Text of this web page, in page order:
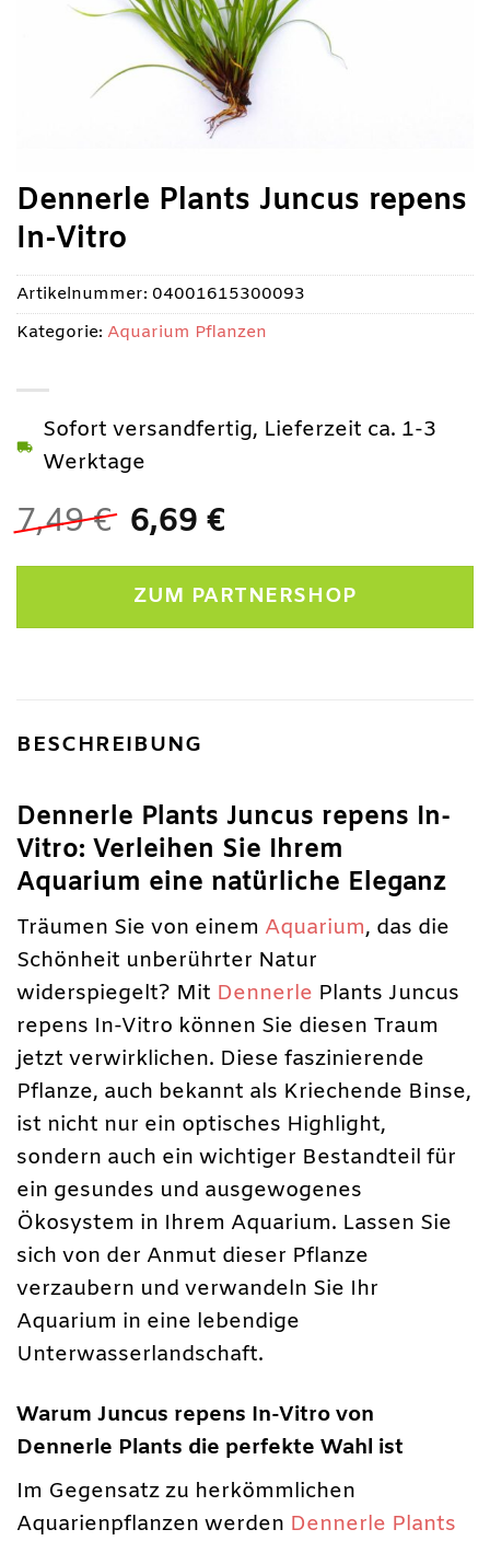
Dennerle Plants Juncus repens
In-Vitro
7,49€ Ursprünglicher
war:
7,49 €
6,69 €Aktueller
ist:
6,69 €.
Sofort versandfertig, Lieferzeit ca. 1-3
Werktage
ZUM PARTNERSHOP
Artikelnummer: 04001615300093
Kategorie: Aquarium Pflanzen
BESCHREIBUNG
Dennerle Plants Juncus repens In-
Vitro: Verleihen Sie Ihrem
Aquarium eine natürliche Eleganz
Träumen Sie von einem Aquarium, das die
Schönheit unberührter Natur
widerspiegelt? Mit Dennerle Plants Juncus
repens In-Vitro können Sie diesen Traum
jetzt verwirklichen. Diese faszinierende
Pflanze, auch bekannt als Kriechende Binse,
ist nicht nur ein optisches Highlight,
sondern auch ein wichtiger Bestandteil für
ein gesundes und ausgewogenes
Ökosystem in Ihrem Aquarium. Lassen Sie
sich von der Anmut dieser Pflanze
verzaubern und verwandeln Sie Ihr
Aquarium in eine lebendige
Unterwasserlandschaft.
Warum Juncus repens In-Vitro von
Dennerle Plants die perfekte Wahl ist
Im Gegensatz zu herkömmlichen
Aquarienpflanzen werden Dennerle Plants